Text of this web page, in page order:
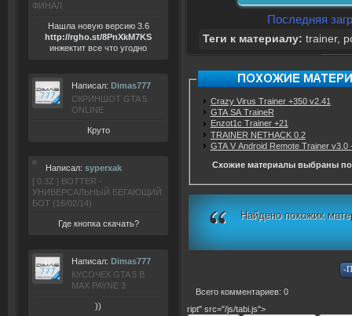
ФИНАЛ
Нашла новую версию 3.6
http://rgho.st/8PnXkM7KS
инжектит все что угодно
Написал: Dimas777
СКРИНШОТ GTA 5
ONLINE
Круто
Написал: syperxak
[ 0.3Z ] BOTTER -
УНИВЕРСАЛЬНЫЙ БЕГАЮЩИЙ
БОТ (16/02/14)
Где кнопка скачать?
Написал: Dimas777
КУСОЧЕК GTA 5 В
MAX PAYNE 3
))
Последняя
Теги к материалу: trainer,
Crazy Virus Trainer +350 v2.41
GTA SA TraineR
Enzot1c Trainer +21
TRAINER NETHACK 0.2
GTA V Android Remote Trainer
Схожие материалы выбраны по
Найдено похожих
Всего комментариев: 0
ript" src="/js/tabi.js">